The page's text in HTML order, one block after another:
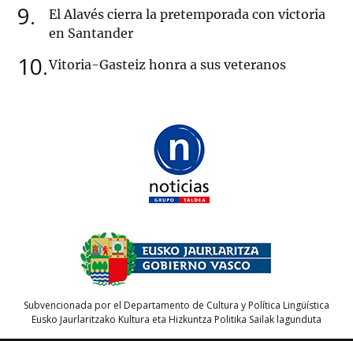
9
El Alavés cierra la pretemporada con victoria
en Santander
10 Vitoria-Gasteiz honra a sus veteranos
Subvencionada por el Departamento de Cultura y Política Lingüística
Eusko Jaurlaritzako Kultura eta Hizkuntza Politika Sailak lagunduta